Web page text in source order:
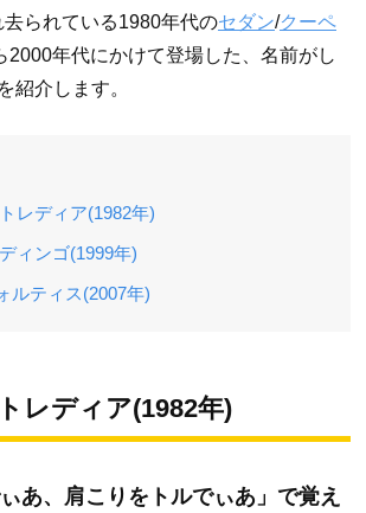
られている1980年代のセダン/クーペ
2000年代にかけて登場した、名前がし
紹介します。
レディア(1982年)
ィンゴ(1999年)
ルティス(2007年)
レディア(1982年)
ぃあ、肩こりをトルでぃあ」で覚え